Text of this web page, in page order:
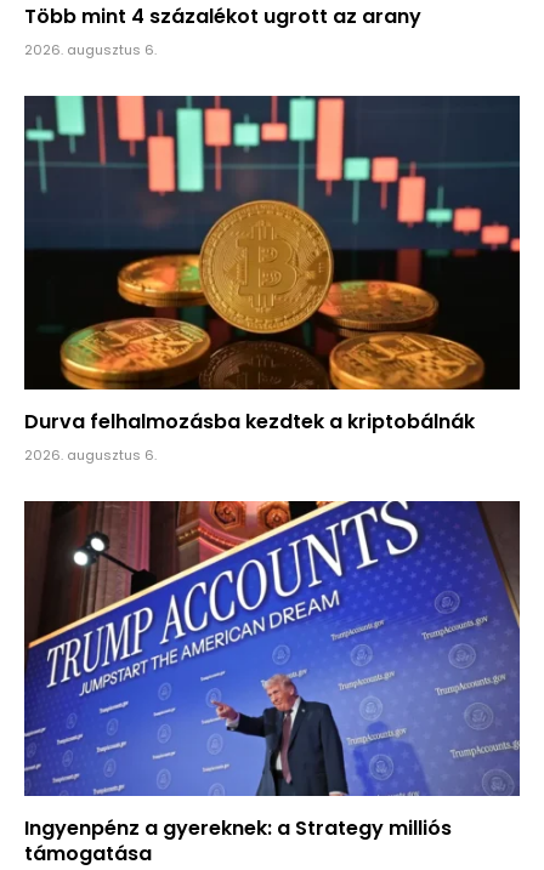
Több mint 4 százalékot ugrott az arany
2026. augusztus 6.
Durva felhalmozásba kezdtek a kriptobálnák
2026. augusztus 6.
Ingyenpénz a gyereknek: a Strategy milliós
támogatása